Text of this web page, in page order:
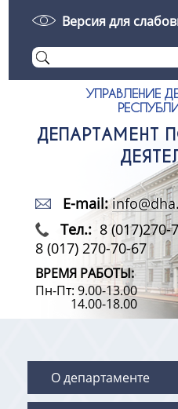
Версия для
УПРАВЛЕНИЕ
ДЕПАРТАМЕНТ
E-mail:
Тел.:8 (017)270-
8 (017) 270-70-67
ВРЕМЯ РАБОТЫ:
Пн-Пт: 9.00-13.00
14.00-18.00
О департаменте